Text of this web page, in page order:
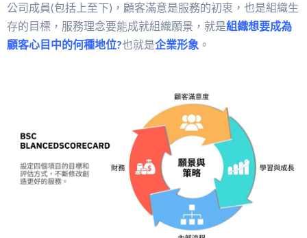
公司成員(包括上至下)，顧客滿意是服務的初衷，也是組織生
存的目標，服務理念要能成就組織願景，就是組織想要成為
顧客心目中的何種地位?也就是企業形象 。